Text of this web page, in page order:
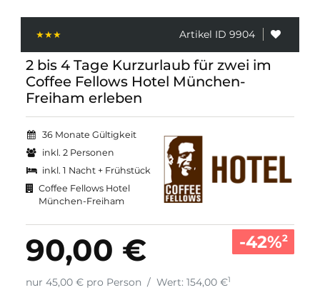
Artikel ID 9904
2 bis 4 Tage Kurzurlaub für zwei im
Coffee Fellows Hotel München-
Freiham erleben
36 Monate Gültigkeit
inkl. 2 Personen
inkl. 1 Nacht + Frühstück
Coffee Fellows Hotel
München-Freiham
90,00 € -42%2
nur 45,00 € pro Person / Wert: 154,00 €1